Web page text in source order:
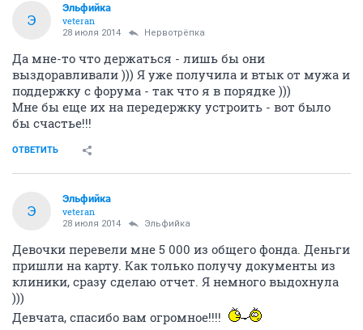
Э
Эльфийка
veteran
28 июля 2014 Нервотрёпка
Да мне-то что держаться - лишь бы они
выздоравливали ))) Я уже получила и втык от мужа и
поддержку с форума - так что я в порядке )))
Мне бы еще их на передержку устроить - вот было
бы счастье!!!
ОТВЕТИТЬ
Э
Эльфийка
veteran
28 июля 2014 Эльфийка
Девочки перевели мне 5 000 из общего фонда. Деньги
пришли на карту. Как только получу документы из
клиники, сразу сделаю отчет. Я немного выдохнула
)))
Девчата, спасибо вам огромное!!!!